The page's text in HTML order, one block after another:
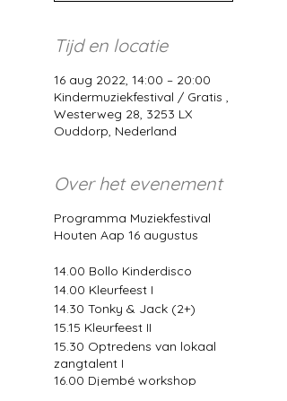
Tijd en locatie
16 aug 2022, 14:00 – 20:00
Kindermuziekfestival / Gratis ,
Westerweg 28, 3253 LX
Ouddorp, Nederland
Over het evenement
Programma Muziekfestival
Houten Aap 16 augustus
14.00 Bollo Kinderdisco
14.00 Kleurfeest I
14.30 Tonky & Jack (2+)
15.15 Kleurfeest II
15.30 Optredens van lokaal
zangtalent I
16.00 Djembé workshop